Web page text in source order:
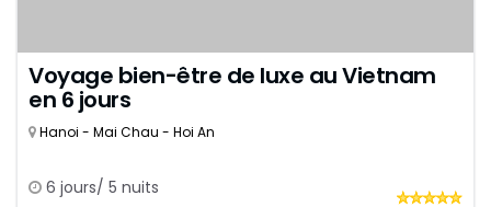
Voyage bien-être de luxe au Vietnam
en 6 jours
Hanoi - Mai Chau - Hoi An
6 jours/ 5 nuits